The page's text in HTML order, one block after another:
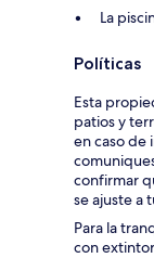
La
Políticas
Esta
patios y
en caso de
confirmar
se ajuste a
Para la
con